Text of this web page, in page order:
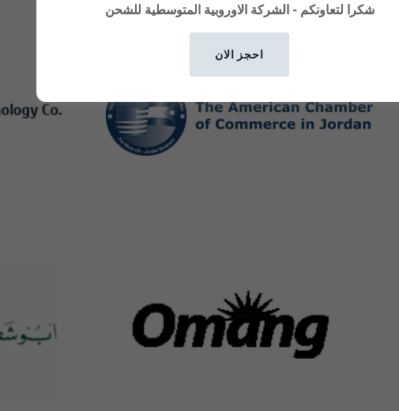
شكرا لتعاونكم - الشركة الاوروبية المتوسطية للشحن
احجز الان